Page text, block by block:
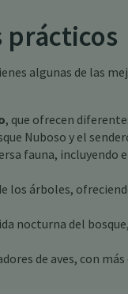
prácticos
algunas de las
, que ofrecen
Nuboso y el
fauna, incluyendo
los árboles,
nocturna del
de aves, con más